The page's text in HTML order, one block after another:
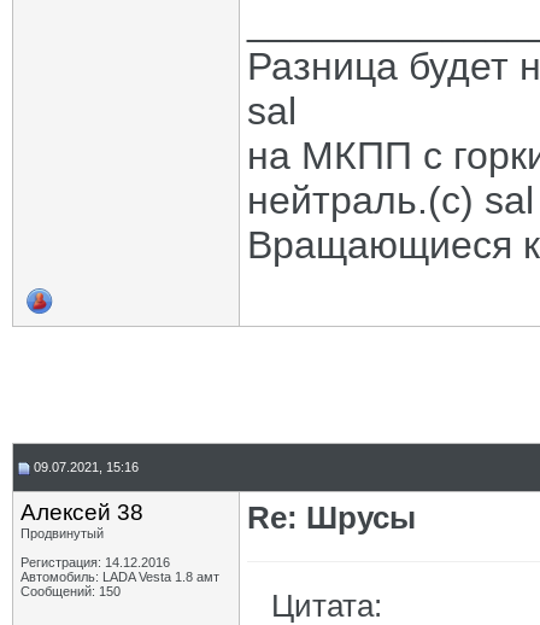
Разница будет
sal
на МКПП с
нейтраль.(с) sal
Вращающиеся
09.07.2021, 15:16
Алексей 38
Продвинутый
Регистрация: 14.12.2016
Автомобиль: LADA Vesta 1.8 амт
Сообщений: 150
Re: Шрусы
Цитата: